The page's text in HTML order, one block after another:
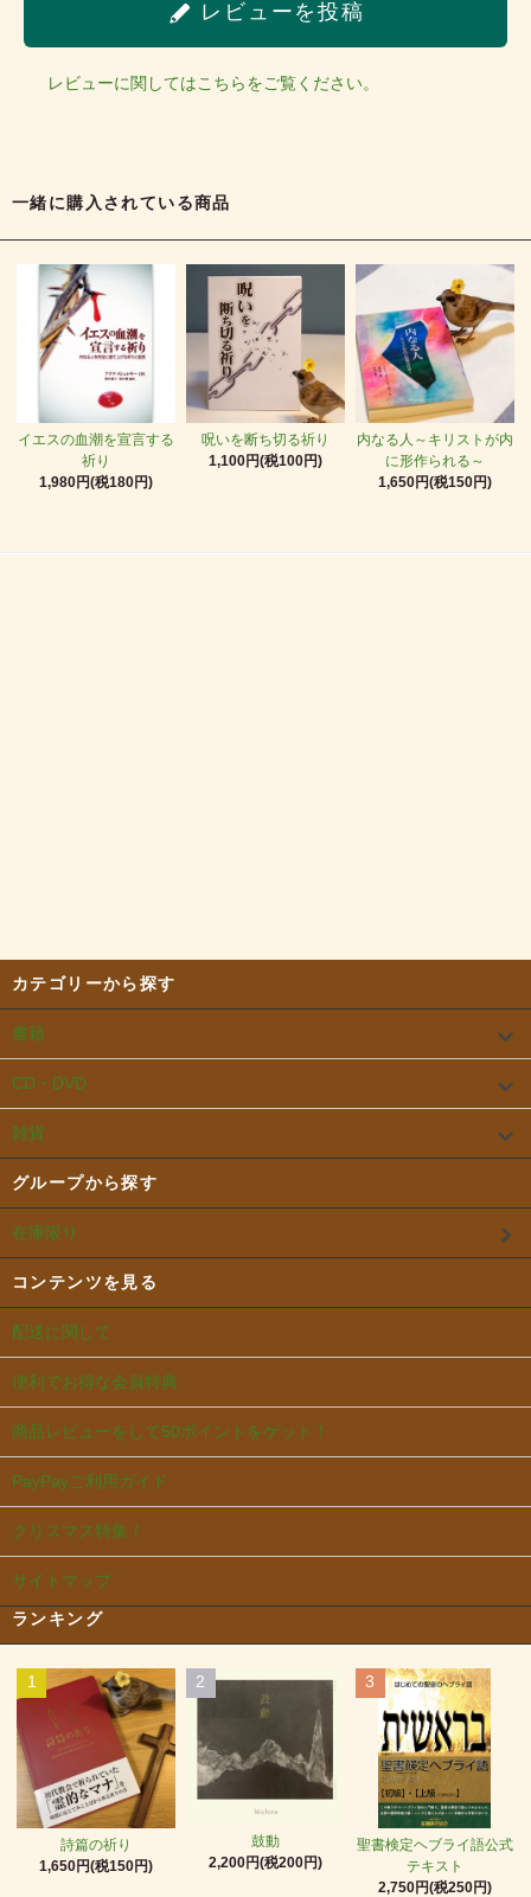
レビューを投稿
レビューに関してはこちらをご覧ください。
一緒に購入されている商品
イエスの血潮を宣言する
祈り
1,980円(税180円)
呪いを断ち切る祈り
1,100円(税100円)
内なる人～キリストが内
に形作られる～
1,650円(税150円)
カテゴリーから探す
書籍
CD・DVD
雑貨
グループから探す
在庫限り
コンテンツを見る
配送に関して
便利でお得な会員特典
商品レビューをして50ポイントをゲット！
PayPayご利用ガイド
クリスマス特集！
サイトマップ
ランキング
1
詩篇の祈り
1,650円(税150円)
2
鼓動
2,200円(税200円)
3
聖書検定ヘブライ語公式
テキスト
2,750円(税250円)